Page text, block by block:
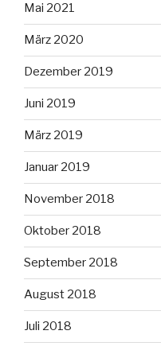
Mai 2021
März 2020
Dezember 2019
Juni 2019
März 2019
Januar 2019
November 2018
Oktober 2018
September 2018
August 2018
Juli 2018